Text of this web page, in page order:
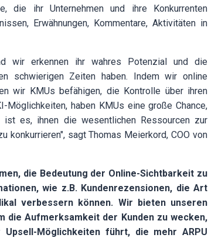
die ihr Unternehmen und ihre Konkurrenten
Erwähnungen, Kommentare, Aktivitäten in
wir erkennen ihr wahres Potenzial und die
schwierigen Zeiten haben. Indem wir online
wir KMUs befähigen, die Kontrolle über ihren
haben KMUs eine große Chance,
es, ihnen die wesentlichen Ressourcen zur
konkurrieren", sagt Thomas Meierkord, COO von
die Bedeutung der Online-Sichtbarkeit zu
wie z.B. Kundenrezensionen, die Art
verbessern können. Wir bieten unseren
die Aufmerksamkeit der Kunden zu wecken,
Möglichkeiten führt, die mehr ARPU